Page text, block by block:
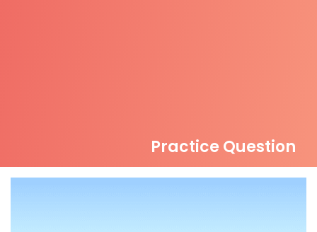
Practice Question